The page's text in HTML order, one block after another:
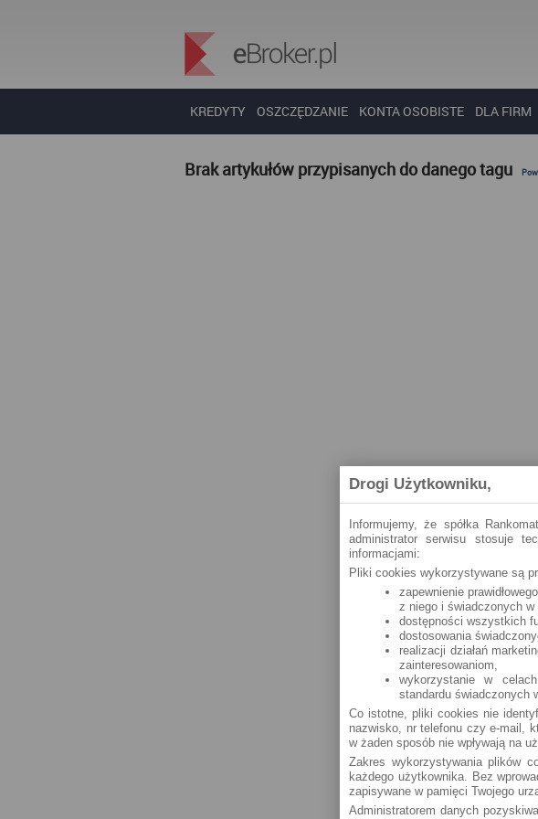
KREDYTY OSZCZĘDZANIE KONTA OSOBISTE DLA FIRM
Brak artykułów przypisanych do danego tagu
Drogi Użytkowniku,
Informujemy, że spółka
administrator serwisu stosuje
informacjami:
Pliki cookies wykorzystywane są
zapewnienie
z niego i świadczonych w
dostępności wszystkich
dostosowania
realizacji działań
zainteresowaniom,
wykorzystanie w
standardu świadczonych
Co istotne, pliki cookies nie
nazwisko, nr telefonu czy e-mail,
w żaden sposób nie wpływają na
Zakres wykorzystywania plików
każdego użytkownika. Bez
zapisywane w pamięci Twojego
Administratorem danych